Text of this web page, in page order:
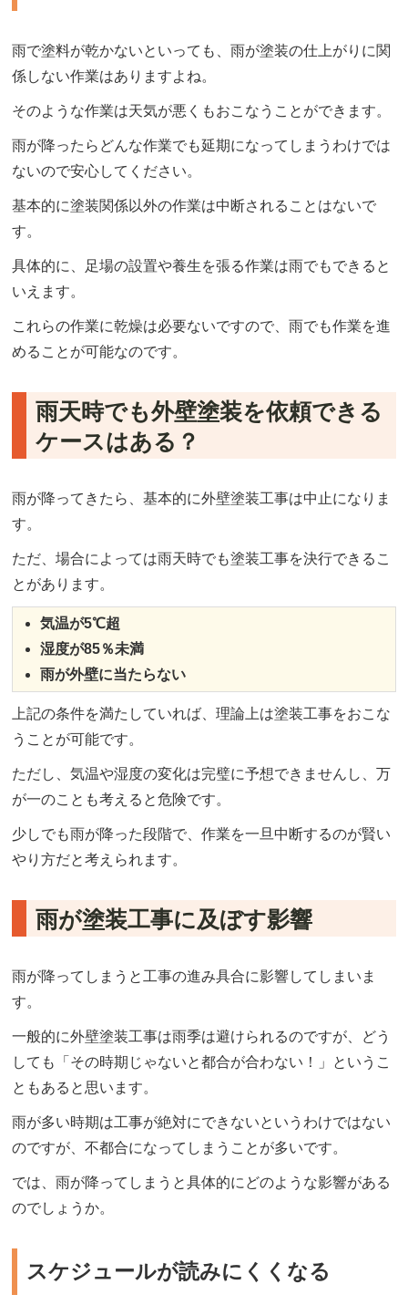
雨で塗料が乾かないといっても、雨が塗装の仕上がりに関
係しない作業はありますよね。
そのような作業は天気が悪くもおこなうことができます。
雨が降ったらどんな作業でも延期になってしまうわけでは
ないので安心してください。
基本的に塗装関係以外の作業は中断されることはないで
す。
具体的に、足場の設置や養生を張る作業は雨でもできると
いえます。
これらの作業に乾燥は必要ないですので、雨でも作業を進
めることが可能なのです。
雨天時でも外壁塗装を依頼できる
ケースはある？
雨が降ってきたら、基本的に外壁塗装工事は中止になりま
す。
ただ、場合によっては雨天時でも塗装工事を決行できるこ
とがあります。
気温が5℃超
湿度が85％未満
雨が外壁に当たらない
上記の条件を満たしていれば、理論上は塗装工事をおこな
うことが可能です。
ただし、気温や湿度の変化は完璧に予想できませんし、万
が一のことも考えると危険です。
少しでも雨が降った段階で、作業を一旦中断するのが賢い
やり方だと考えられます。
雨が塗装工事に及ぼす影響
雨が降ってしまうと工事の進み具合に影響してしまいま
す。
一般的に外壁塗装工事は雨季は避けられるのですが、どう
しても「その時期じゃないと都合が合わない！」というこ
ともあると思います。
雨が多い時期は工事が絶対にできないというわけではない
のですが、不都合になってしまうことが多いです。
では、雨が降ってしまうと具体的にどのような影響がある
のでしょうか。
スケジュールが読みにくくなる